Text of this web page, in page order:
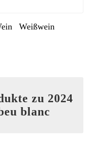
Weißwein
zu 2024
blanc